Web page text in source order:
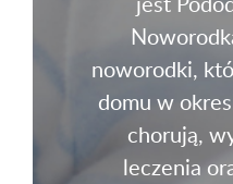
noworodki,
domu w
chorują,
leczenia